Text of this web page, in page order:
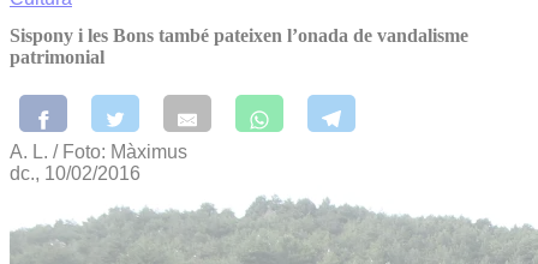
Sispony i les Bons també pateixen l’onada de vandalisme
patrimonial
A. L. / Foto: Màximus
dc., 10/02/2016